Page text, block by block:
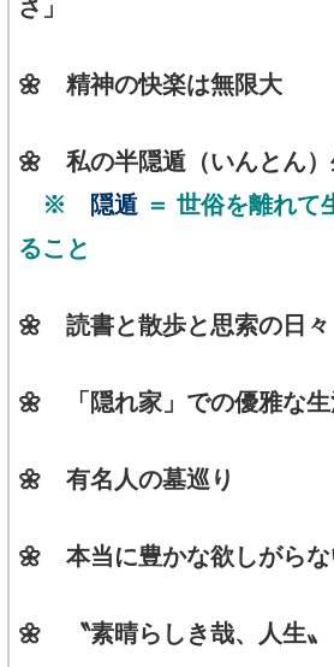
さ」
🌼 精神の快楽は無限大
🌼 私の半隠遁（いんとん）
※
隠遁 ＝ 世俗を離れて
ること
🌼 読書と散歩と思索の日々
🌼 「隠れ家」での優雅な生
🌼 有名人の墓巡り
🌼 本当に豊かな欲しがらな
🌼 〝素晴らしき哉、人生〟